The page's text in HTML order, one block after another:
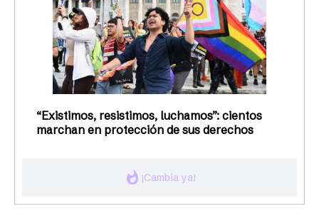
whatshot ¡Cambia ya!
“Existimos, resistimos, luchamos”: cientos
marchan en protección de sus derechos